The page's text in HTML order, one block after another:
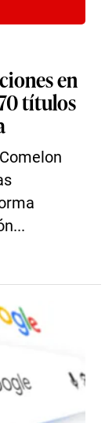
en
títulos